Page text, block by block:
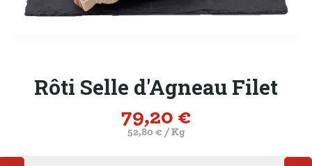
Rôti Selle d'Agneau Filet
79,20 €
52,80 € / Kg